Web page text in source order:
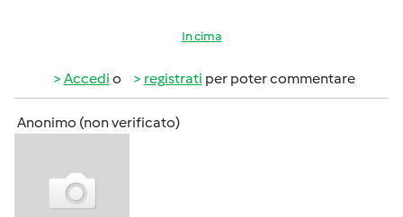
In cima
Accedi o registrati per poter commentare
Anonimo (non verificato)